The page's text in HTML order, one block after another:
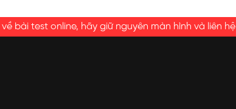
bài test online, hãy giữ nguyên màn hình và liên hệ